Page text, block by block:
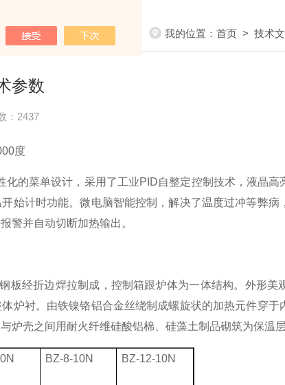
我的位置： 首页 > 技术
参数
：2437
度
化的菜单设计，采用了工业PID自整定控制技术，液晶高
始计时功能。微电脑智能控制，解决了温度过冲等弊病
警并自动切断加热输出。
板经折边焊拉制成，控制箱跟炉体为一体结构。外形美
炉衬。由铁镍铬铝合金丝绕制成螺旋状的加热元件穿于
炉壳之间用耐火纤维硅酸铝棉、硅藻土制品砌筑为保温层
BZ-8-10N BZ-12-10N